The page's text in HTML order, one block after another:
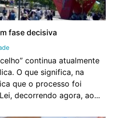
fase decisiva
continua atualmente
O que significa, na
que o processo foi
decorrendo agora, ao...